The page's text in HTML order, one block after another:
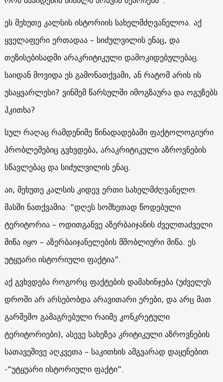
ეს მეხუთე კალსის ისტორიის სახელმძღვანელოა. აქ
ყველაფერი ერთადაა – სიძულვილის ენაც, და
თეზისებისადმი არაკრიტიკული დამოკიდებულებაც.
საიდან მოვიდა ეს გამონათქვამი, ან რატომ არის ის
უსაყვარლესი? ვინმემ წარსულში იმოგზაურა და ოგუზებს
ჰკითხა?
სულ რაღაც რამდენიმე წინადადებაში ფაქტოლოგიური
პრობლემებიც გვხვდება, არაკრიტიკული აზროვნების
სწავლებაც და სიძულვილის ენაც.
აი, მეხუთე კალსის კიდევ ერთი სახელმძღვანელო.
მასში ნათქვამია: “დღეს სომხეთად წოდებული
ტერიტორია – ოდითგანვე აზერბაიჯანის ძველთაძველი
მიწა იყო – აზერბაიჯანელების მშობლიური მიწა. ეს
უტყუარი ისტორიული ფაქტია”.
აქ გვხვდება როგორც ფაქტების დამახინჯება (უძველეს
დროში არ არსებობდა არავითარი ერები, და არც მათ
გარშემო გამაგრებული რაიმე კონკრეტული
ტერიტორიები), ასევე სახეზეა კრიტიკული აზროვნების
სათავეშივე აღკვეთა – საკითხის ამგვარად დაყენებით
-“უტყუარი ისტორიული ფაქტი”.